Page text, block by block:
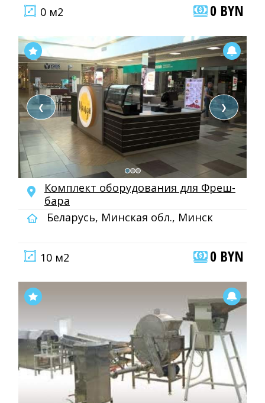
0 м2
0 BYN
❮ ❯
Комплект оборудования для Фреш-
бара
Беларусь, Минская обл., Минск
10 м2 0 BYN